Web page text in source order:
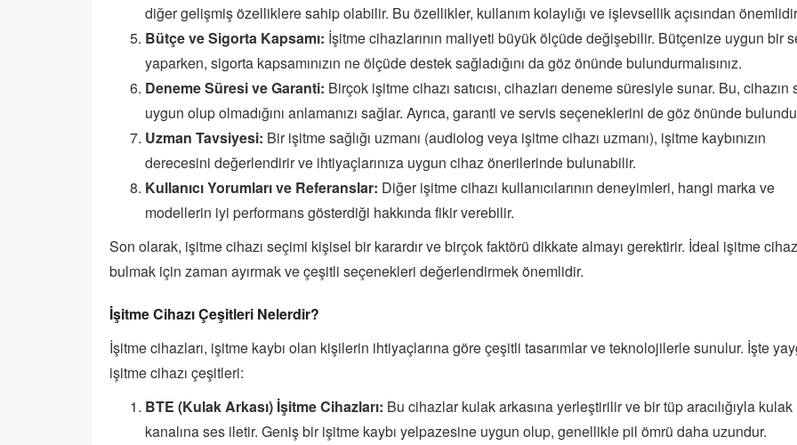
diğer gelişmiş özelliklere sahip olabilir. Bu özellikler, kullanım kolaylığı ve işlevsellik açısından
Bütçe ve Sigorta Kapsamı: İşitme cihazlarının maliyeti büyük ölçüde değişebilir. Bütçenize uygun bir
yaparken, sigorta kapsamınızın ne ölçüde destek sağladığını da göz önünde bulundurmalısınız.
Deneme Süresi ve Garanti: Birçok işitme cihazı satıcısı, cihazları deneme süresiyle sunar. Bu, cihazın
uygun olup olmadığını anlamanızı sağlar. Ayrıca, garanti ve servis seçeneklerini de göz önünde
Uzman Tavsiyesi: Bir işitme sağlığı uzmanı (audiolog veya işitme cihazı uzmanı), işitme kaybınızın
derecesini değerlendirir ve ihtiyaçlarınıza uygun cihaz önerilerinde bulunabilir.
Kullanıcı Yorumları ve Referanslar: Diğer işitme cihazı kullanıcılarının deneyimleri, hangi marka ve
modellerin iyi performans gösterdiği hakkında fikir verebilir.
Son olarak, işitme cihazı seçimi kişisel bir karardır ve birçok faktörü dikkate almayı gerektirir. İdeal işitme
bulmak için zaman ayırmak ve çeşitli seçenekleri değerlendirmek önemlidir.
İşitme Cihazı Çeşitleri Nelerdir?
İşitme cihazları, işitme kaybı olan kişilerin ihtiyaçlarına göre çeşitli tasarımlar ve teknolojilerle sunulur. İşte
işitme cihazı çeşitleri:
BTE (Kulak Arkası) İşitme Cihazları: Bu cihazlar kulak arkasına yerleştirilir ve bir tüp aracılığıyla kulak
kanalına ses iletir. Geniş bir işitme kaybı yelpazesine uygun olup, genellikle pil ömrü daha uzundur.